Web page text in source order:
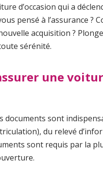
d’occasion qui a
pensé à l’assurance ?
acquisition ?
sérénité.
une
sont
du relevé
sont requis par la